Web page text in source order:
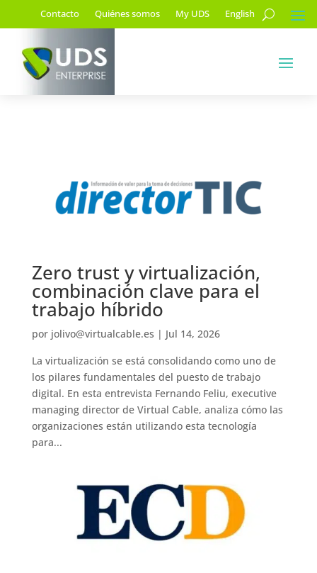
Contacto Quiénes somos My UDS English
Zero trust y virtualización,
combinación clave para el
trabajo híbrido
por jolivo@virtualcable.es | Jul 14, 2026
La virtualización se está consolidando como uno de
los pilares fundamentales del puesto de trabajo
digital. En esta entrevista Fernando Feliu, executive
managing director de Virtual Cable, analiza cómo las
organizaciones están utilizando esta tecnología
para...